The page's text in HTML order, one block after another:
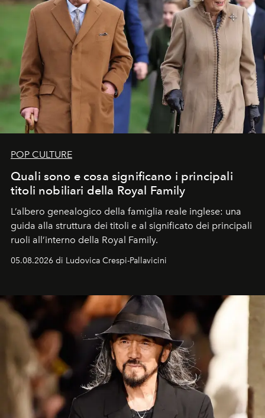
POP CULTURE
Quali sono e cosa significano i principali
titoli nobiliari della Royal Family
L’albero genealogico della famiglia reale inglese: una
guida alla struttura dei titoli e al significato dei principali
ruoli all’interno della Royal Family.
05.08.2026 di Ludovica Crespi-Pallavicini